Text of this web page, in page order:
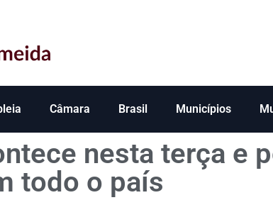
Câmara Brasil Municípios
nesta terça e
todo o país